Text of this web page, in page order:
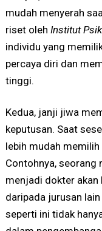
mudah menyerah
riset oleh Institut
individu yang
percaya diri dan
tinggi.
Kedua, janji jiwa
keputusan. Saat
lebih mudah
Contohnya, seorang
menjadi dokter
daripada jurusan
seperti ini tidak